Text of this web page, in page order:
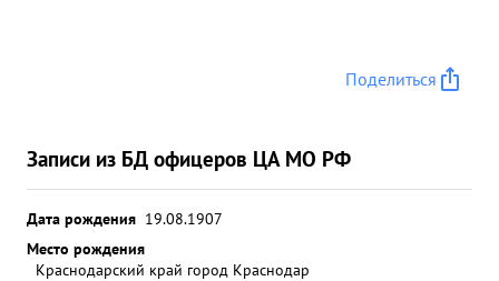
Поделиться
Записи из БД офицеров ЦА МО РФ
Дата рождения 19.08.1907
Место рождения
Краснодарский край город Краснодар